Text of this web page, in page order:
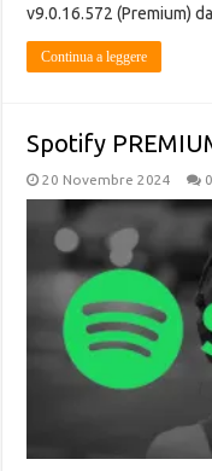
v9.0.16.572 (Premium)
Continua a leggere
Spotify
20 Novembre 2024